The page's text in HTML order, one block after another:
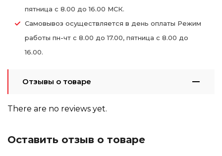
пятница с 8.00 до 16.00 МСК.
Самовывоз осуществляется в день оплаты Режим
работы пн-чт с 8.00 до 17.00, пятница с 8.00 до
16.00.
Отзывы о товаре
There are no reviews yet.
Оставить отзыв о товаре